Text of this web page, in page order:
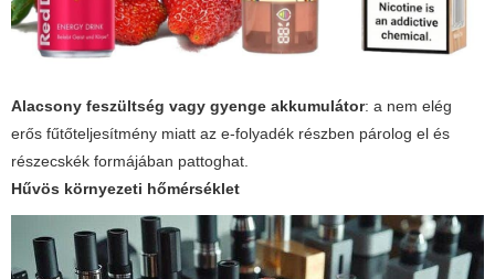
Alacsony feszültség vagy gyenge akkumulátor: a nem elég
erős fűtőteljesítmény miatt az e-folyadék részben párolog el és
részecskék formájában pattoghat.
Hűvös környezeti hőmérséklet